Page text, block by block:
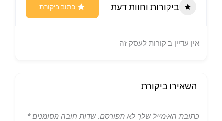
ביקורות וחוות דעת כתוב ביקורת
אין עדיין ביקורות לעסק זה
השאירו ביקורת
כתובת האימייל שלך לא תפורסם. שדות חובה מסומנים*